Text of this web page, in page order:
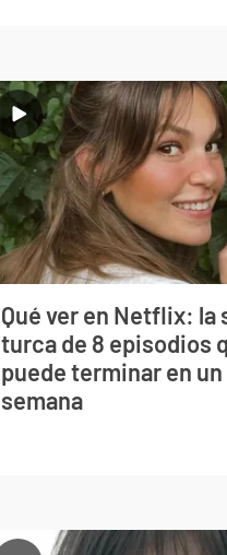
Qué ver en Netflix: la
turca de 8 episodios
puede terminar en
semana